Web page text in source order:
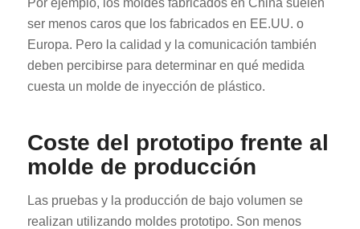
Por ejemplo, los moldes fabricados en China suelen
ser menos caros que los fabricados en EE.UU. o
Europa. Pero la calidad y la comunicación también
deben percibirse para determinar en qué medida
cuesta un molde de inyección de plástico.
Coste del prototipo frente al
molde de producción
Las pruebas y la producción de bajo volumen se
realizan utilizando moldes prototipo. Son menos